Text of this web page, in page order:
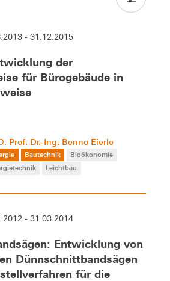
- 31.12.2015
der
für Bürogebäude in
Prof. Dr.-Ing. Benno Eierle
Bautechnik
Bioökonomie
Leichtbau
- 31.03.2014
Entwicklung von
Dünnschnittbandsägen
für die